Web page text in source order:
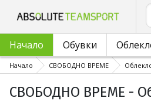
Начало Обувки
Начало СВОБОДНО ВРЕМЕ
СВОБОДНО ВРЕМЕ -